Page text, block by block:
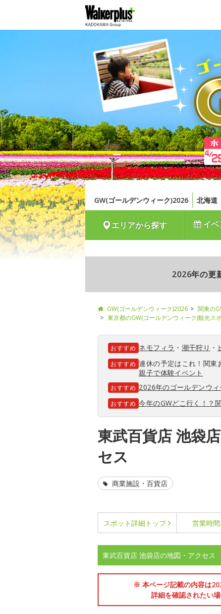
GW(ゴールデンウィーク)2026 北海道
エリアから探す イベ
2026年の更
GW(ゴールデンウィーク)2026 関東の
東京都のGW(ゴールデンウィーク)観光ス
おすすめ ネモフィラ ・ 潮干狩り ・
おすすめ 連休の予定はこれ！関
親子で体験イベント
おすすめ 2026年のゴールデンウ
おすすめ 今年のGWどこ行く！？
東武百貨店 池袋
セス
商業施設・百貨店
スポット詳細 トップ 営業時
東武百貨店 池袋店の地図・アクセス
※ 本ページ記載の内容は
詳細を確認されたい